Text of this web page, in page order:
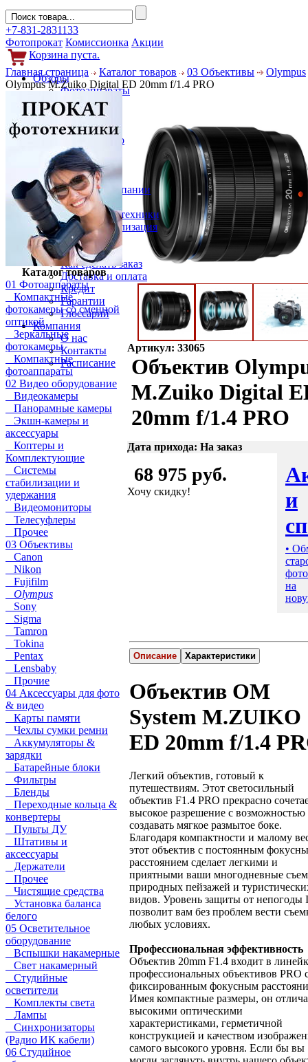
+7-831-2831133
Фотопрокат Комиссионка Акции
Корзина пуста.
Обзоры
Фотоаппараты
Объективы
Фильтры
Новости
Фото и видео
Гаджеты
Аксессуары
Слухи
Новости компании
Услуги
Прокат фототехники
Выкуп и реализация
Покупателям
Акции
Как сделать заказ
Доставка и оплата
Кредит
Гарантии
Глоссарий
Компания
О нас
Контакты
Расписание
Главная страница Каталог товаров 03 Объективы
Olympus
Olympus M.Zuiko Digital ED 20mm f/1.4 PRO
Каталог товаров
01 Фотоаппараты
Компактные
фотокамеры со сменной
оптикой
Зеркальные
фотокамеры
Компактные
фотоаппараты
02 Видео оборудование
Видеокамеры
Панорамные камеры
Экшн-камеры и
аксессуары
Коптеры и
Комплектующие
Системы
стабилизации и
удержания
Видеомониторы
Телесуфлеры
Прочее
03 Объективы
Canon
Nikon
Fujifilm
Olympus
Sony
Sigma
Tamron
Tokina
Pentax
Lensbaby
Прочие
04 Аксессуары для фото
& видео
Карты памяти
Чехлы сумки ремни
Аккумуляторы &
зарядки
Батарейные блоки
Фильтры
Бленды
Переходные кольца &
конвертеры
Пульты ДУ
Штативы и
аксессуары
Держатели
Прочее
Чистящие средства
Установка баланса
белого
05 Осветительное
оборудование
Вспышки накамерные
Свет накамерный
Студийные
осветители
Комплекты света
Лампы
Синхронизаторы
(Радио ИК кабели)
06 Студийное
Артикул: 33065
Объектив
M.Zuiko Digital
20mm f/1.4 PRO
Дата прихода: На заказ
68 975 руб.
Хочу скидку!
и
•
на
Описание Характеристики
Объектив OM
System M.ZUIKO
ED 20mm f/1.4
Легкий объектив, готовый к
путешествиям. Этот светосильный
объектив F1.4 PRO прекрасно
высокое разрешение с возможностью
создавать мягкое размытое боке.
Благодаря компактности и малому
этот объектив с постоянным
расстоянием сделает легкими и
приятными ваши многодневные
природных пейзажей и
видов. Уровень защиты от непогоды
позволит вам без проблем вести
любых условиях.
Профессиональная эффективность
Объектив 20mm F1.4 входит в
профессиональных объективов PRO
фиксированным фокусным
Имея компактные размеры, он
высокими оптическими
характеристиками, герметичной
конструкцией и качеством
самого высокого уровня. Если бы вы